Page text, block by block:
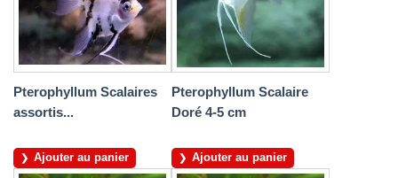
Pterophyllum Scalaires
assortis...
Ajouter au panier
Pterophyllum Scalaire
Doré 4-5 cm
Ajouter au panier